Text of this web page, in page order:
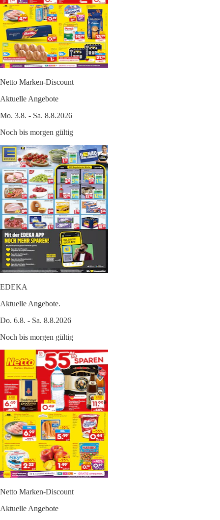
Netto Marken-Discount
Aktuelle Angebote
Mo. 3.8. - Sa. 8.8.2026
Noch bis morgen gültig
EDEKA
Aktuelle Angebote.
Do. 6.8. - Sa. 8.8.2026
Noch bis morgen gültig
Netto Marken-Discount
Aktuelle Angebote